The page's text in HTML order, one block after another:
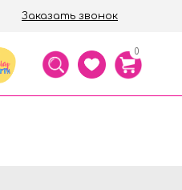
Заказать звонок
0